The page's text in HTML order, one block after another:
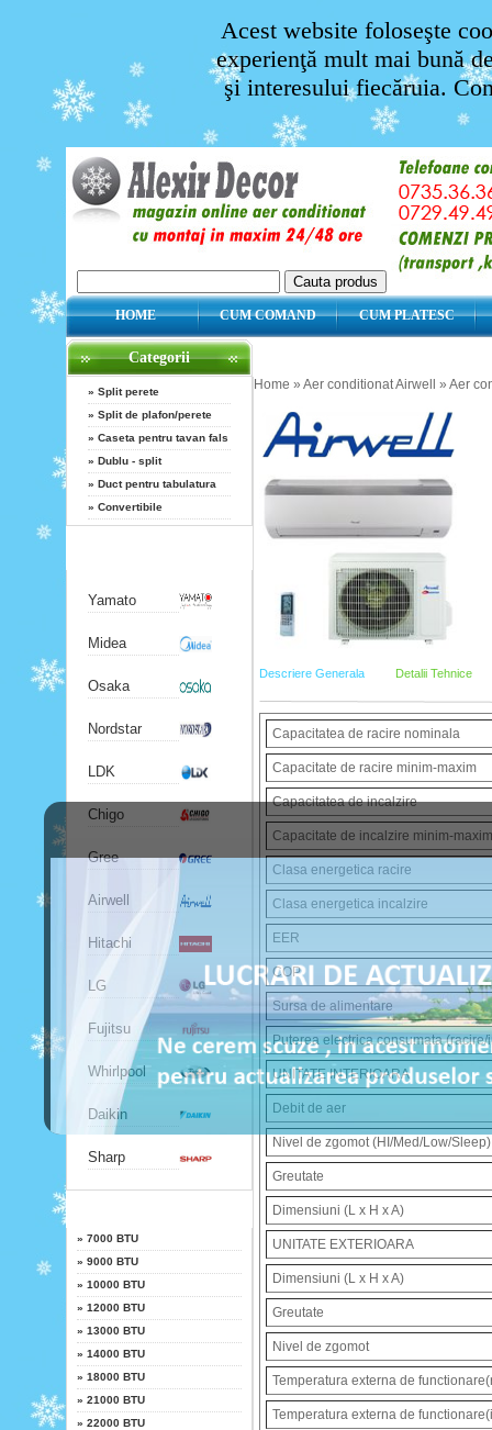
Acest website foloseşte
experienţă mult mai bună
şi interesului fiecăruia.
HOME CUM COMAND CUM PLATESC
Categorii
» Split perete
» Split de plafon/perete
» Caseta pentru tavan fals
» Dublu - split
» Duct pentru tabulatura
» Convertibile
Yamato
Midea
Osaka
Nordstar
LDK
Chigo
Gree
Airwell
Hitachi
LG
Fujitsu
Whirlpool
Daikin
Sharp
» 7000 BTU
» 9000 BTU
» 10000 BTU
» 12000 BTU
» 13000 BTU
» 14000 BTU
» 18000 BTU
» 21000 BTU
» 22000 BTU
Home » Aer conditionat Airwell » Aer
Descriere Generala Detalii Tehnice
Capacitatea de racire nominala
Capacitate de racire minim-maxim
Capacitatea de incalzire
Capacitate de incalzire minim-maxim
Clasa energetica racire
Clasa energetica incalzire
EER
COP
Sursa de alimentare
Puterea electrica consumata
UNITATE INTERIOARA
Debit de aer
Nivel de zgomot (HI/Med/Low/Sleep)
Greutate
Dimensiuni (L x H x A)
UNITATE EXTERIOARA
Dimensiuni (L x H x A)
Greutate
Nivel de zgomot
Temperatura externa de
Temperatura externa de